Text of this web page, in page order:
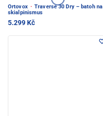
Ortovox · Traverse 30 Dry – batoh na
skialpinismus
5.299 Kč